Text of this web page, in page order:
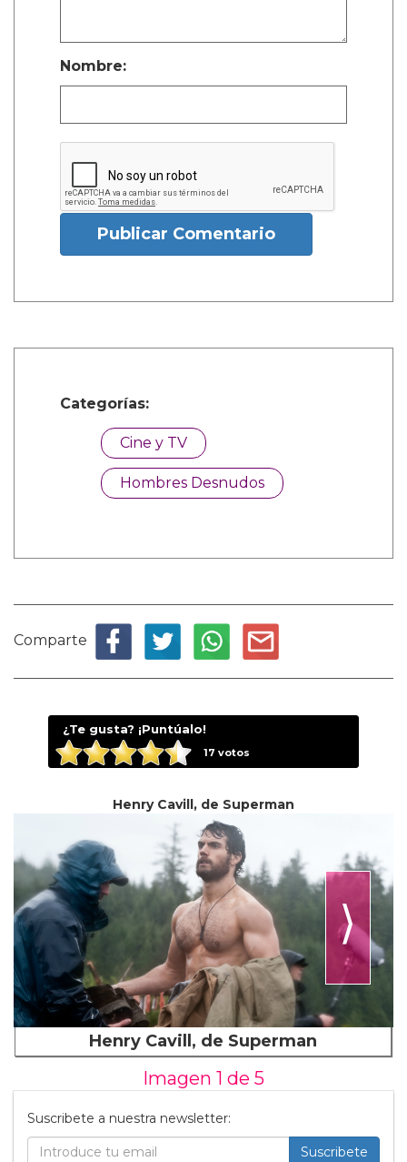
Nombre:
Publicar Comentario
Categorías:
Cine y TV
Hombres Desnudos
Comparte
¿Te gusta? ¡Puntúalo!
17 votos
Henry Cavill, de Superman
⟩
Henry Cavill, de Superman
Imagen 1 de 5
Suscribete a nuestra newsletter:
Suscribete